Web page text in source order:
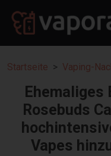
Startseite Vaping-
Ehemaliges
Rosebuds
Vapes